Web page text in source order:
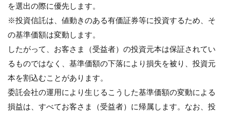
を選出の際に優先します。
※投資信託は、値動きのある有価証券等に投資するため、そ
の基準価額は変動します。
したがって、お客さま（受益者）の投資元本は保証されてい
るものではなく、基準価額の下落により損失を被り、投資元
本を割込むことがあります。
委託会社の運用により生じるこうした基準価額の変動による
損益は、すべてお客さま（受益者）に帰属します。なお、投